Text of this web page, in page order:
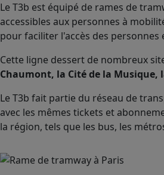
Le T3b est équipé de rames de
accessibles aux personnes à
pour faciliter l'accès des
Cette ligne dessert de nombreux
Chaumont, la Cité de la
Le T3b fait partie du réseau de
avec les mêmes tickets et
la région, tels que les bus, les